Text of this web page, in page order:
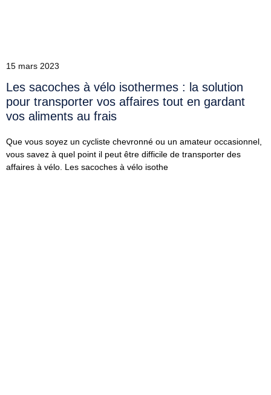
15 mars 2023
Les sacoches à vélo isothermes : la solution
pour transporter vos affaires tout en gardant
vos aliments au frais
Que vous soyez un cycliste chevronné ou un amateur occasionnel,
vous savez à quel point il peut être difficile de transporter des
affaires à vélo. Les sacoches à vélo isothe